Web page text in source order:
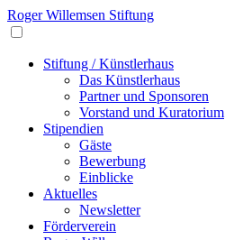
Roger Willemsen Stiftung
Stiftung / Künstlerhaus
Das Künstlerhaus
Partner und Sponsoren
Vorstand und Kuratorium
Stipendien
Gäste
Bewerbung
Einblicke
Aktuelles
Newsletter
Förderverein